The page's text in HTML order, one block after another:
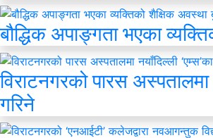
बौद्धिक अपाङ्गता भएका
विराटनगरको पारस
गरिने